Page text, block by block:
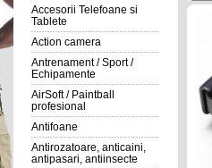
Accesorii Telefoane si
Tablete
Action camera
Antrenament / Sport /
Echipamente
AirSoft / Paintball
profesional
Antifoane
Antirozatoare, anticaini,
antipasari, antiinsecte